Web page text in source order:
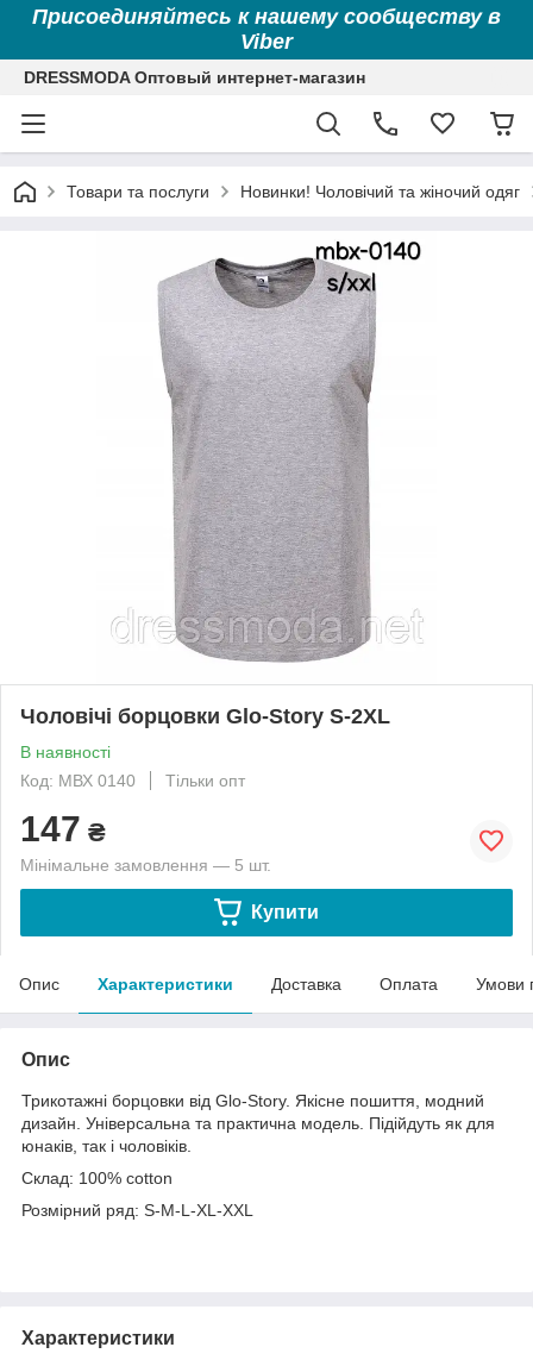
Присоединяйтесь к нашему сообществу в
Viber
DRESSMODA Оптовый интернет-магазин
Товари та послуги Новинки! Чоловічий та жіночий одяг
Чоловічі борцовки Glo-Story S-2XL
В наявності
Код: МВХ 0140
Тільки опт
147 ₴
Мінімальне замовлення — 5 шт.
Купити
Опис Характеристики Доставка Оплата Умови
Опис
Трикотажні борцовки від Glo-Story. Якісне пошиття, модний
дизайн. Універсальна та практична модель. Підійдуть як для
юнаків, так і чоловіків.
Склад: 100% cotton
Розмірний ряд: S-M-L-XL-XXL
Характеристики